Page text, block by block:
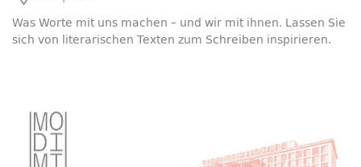
Was Worte mit uns machen – und wir mit ihnen. Lassen Sie
sich von literarischen Texten zum Schreiben inspirieren.